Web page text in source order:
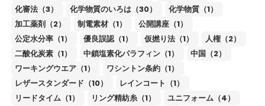
化審法（3）
化学物質のいろは（30）
化学物質（1）
加工薬剤（2）
制電素材（1）
公開講座（1）
公定水分率（1）
優良誤認（1） 仮撚り法（1）
人権（2）
二酸化炭素（1）
中鎖塩素化パラフィン（1）
中国（2）
ワーキングウエア（1）
ワシントン条約（1）
レザースタンダード（10）
レインコート（1）
リードタイム（1）
リング精紡糸（1）
ユニフォーム（4）